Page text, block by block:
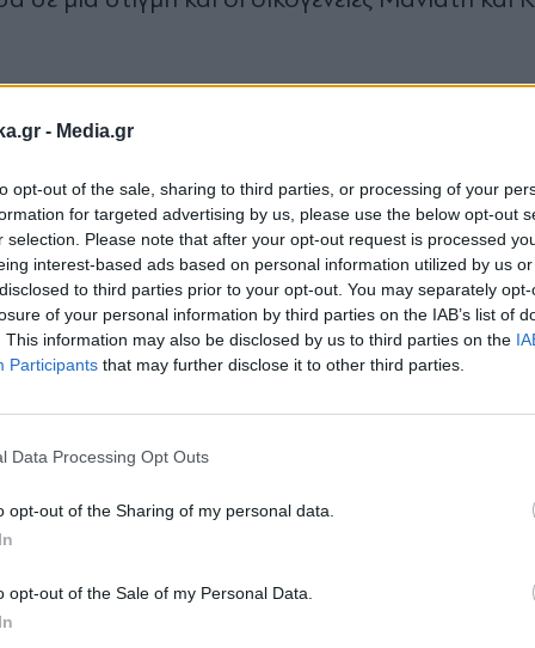
- Media.gr
opt-out of the sale, sharing to third parties, or processing of your
for targeted advertising by us, please use the below opt-out
selection. Please note that after your opt-out request is processed
interest-based ads based on personal information utilized by us
to third parties prior to your opt-out. You may separately
of your personal information by third parties on the IAB’s list of
This information may also be disclosed by us to third parties on the
Participants that may further disclose it to other third parties.
Data Processing Opt Outs
opt-out of the Sharing of my personal data.
opt-out of the Sale of my Personal Data.
στο «Να μ’ αγαπάς». Οι δύο οικογένειες
δεν είναι πια ίδιο. Η Φωτεινή λυγίζει από
σε πρόωρη γέννα. Μέσα σε αυτό το
να τη στηρίξει στην απώλεια που τη
σε ένα φινάλε που μυρίζει τιμωρία και
φυλακή
και η Σοφία πληρώνουν για τα εγκλήματα και
πράξεις τους βγαίνουν στο φως και τους
σκοτεινή τροπή. Οι πληροφορίες αφήνουν
Δεν αποκλείεται να δούμε έναν από τους
υπάρχει πιθανότητα να πέσουν νεκροί και
δραματικό και χωρίς εύκολες συγχωρήσεις. Ο
γεννά πρόωρα και ο Μιχάλης με τη Σοφία
newsletter
Αποδέχομαι τουςόρους χρήσης